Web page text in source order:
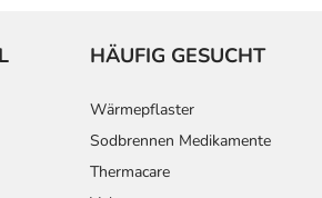
HÄUFIG GESUCHT
Wärmepflaster
Sodbrennen Medikamente
Thermacare